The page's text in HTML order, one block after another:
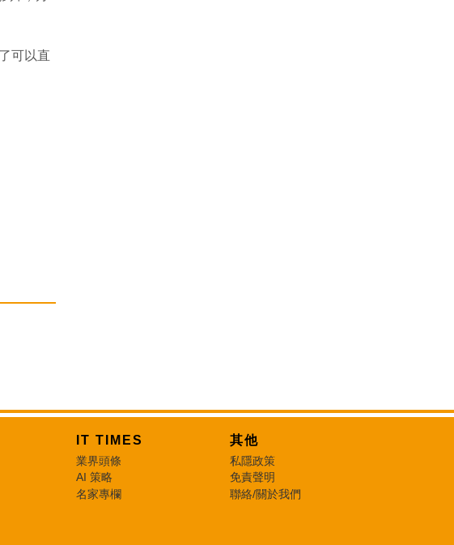
可以直
IT TIMES
業界頭條
AI 策略
名家專欄
其他
私隱政策
免責聲明
聯絡/關於我們